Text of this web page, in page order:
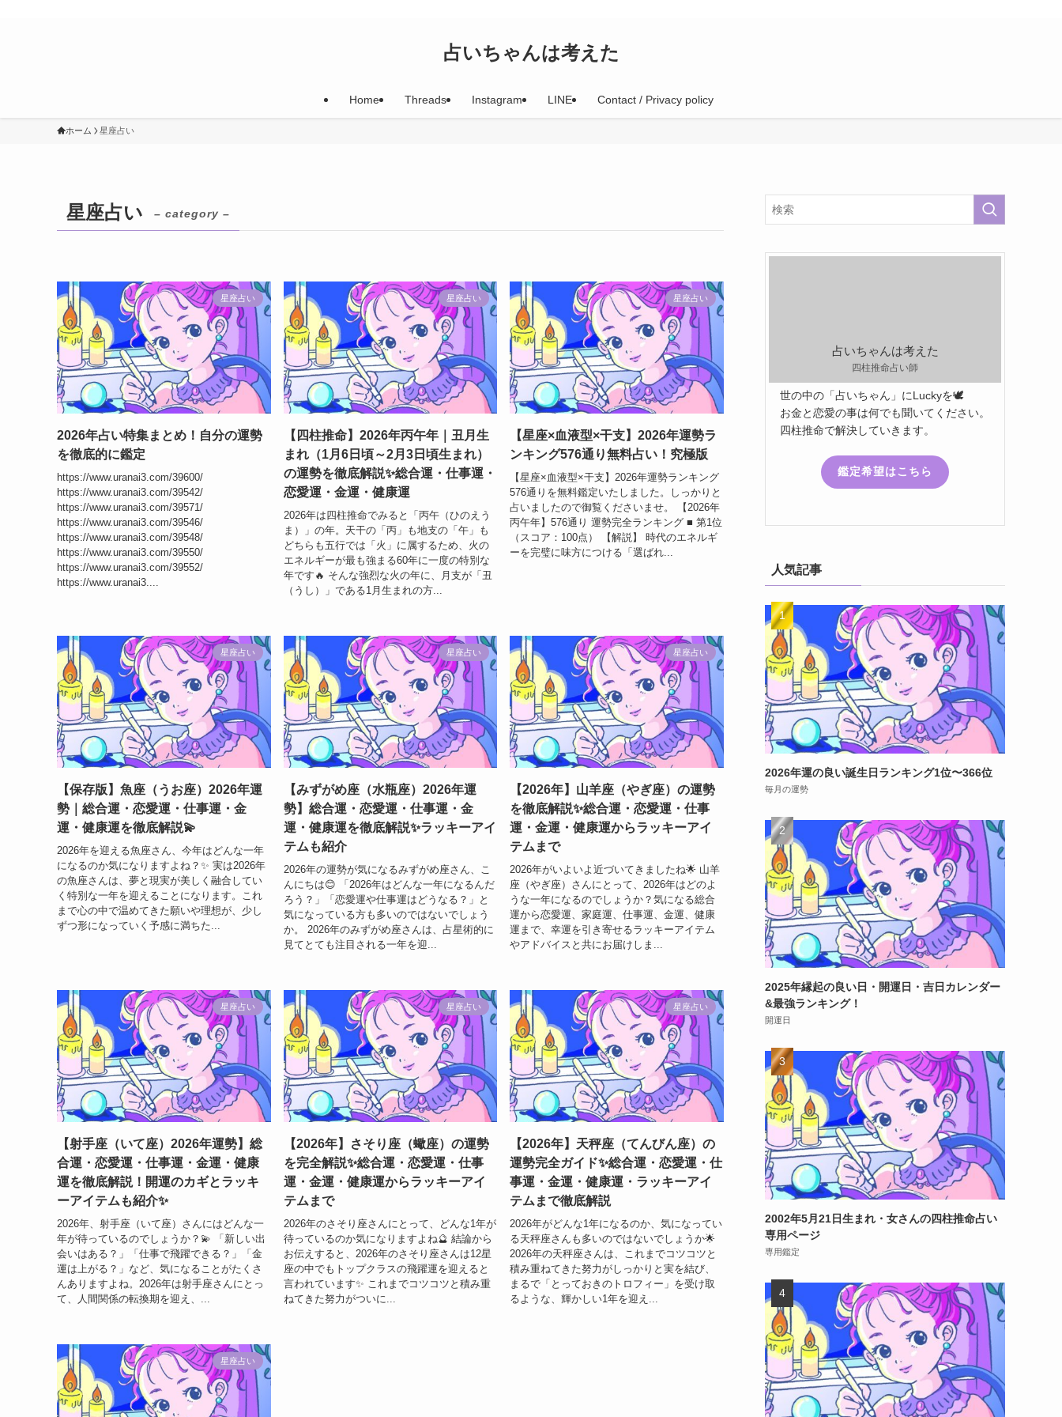
占いちゃんは考えた
Home Threads Instagram LINE Contact / Privacy policy
ホーム 星座占い
星座占い – category –
星座占い
2026年占い特集まとめ！自分の運勢
を徹底的に鑑定
https://www.uranai3.com/39600/
https://www.uranai3.com/39542/
https://www.uranai3.com/39571/
https://www.uranai3.com/39546/
https://www.uranai3.com/39548/
https://www.uranai3.com/39550/
https://www.uranai3.com/39552/
https://www.uranai3....
星座占い
【四柱推命】2026年丙午年｜丑月生
まれ（1月6日頃～2月3日頃生まれ）
の運勢を徹底解説✨総合運・仕事運・
恋愛運・金運・健康運
2026年は四柱推命でみると「丙午（ひのえう
ま）」の年。天干の「丙」も地支の「午」も
どちらも五行では「火」に属するため、火の
エネルギーが最も強まる60年に一度の特別な
年です🔥 そんな強烈な火の年に、月支が「丑
（うし）」である1月生まれの方...
星座占い
【星座×血液型×干支】2026年運勢ラ
ンキング576通り無料占い！究極版
【星座×血液型×干支】2026年運勢ランキング
576通りを無料鑑定いたしました。しっかりと
占いましたので御覧くださいませ。 【2026年
丙午年】576通り 運勢完全ランキング ■ 第1位
（スコア：100点） 【解説】 時代のエネルギ
ーを完璧に味方につける「選ばれ...
星座占い
【保存版】魚座（うお座）2026年運
勢｜総合運・恋愛運・仕事運・金
運・健康運を徹底解説💫
2026年を迎える魚座さん、今年はどんな一年
になるのか気になりますよね？✨ 実は2026年
の魚座さんは、夢と現実が美しく融合してい
く特別な一年を迎えることになります。これ
まで心の中で温めてきた願いや理想が、少し
ずつ形になっていく予感に満ちた...
星座占い
【みずがめ座（水瓶座）2026年運
勢】総合運・恋愛運・仕事運・金
運・健康運を徹底解説✨ラッキーアイ
テムも紹介
2026年の運勢が気になるみずがめ座さん、こ
んにちは😊 「2026年はどんな一年になるんだ
ろう？」「恋愛運や仕事運はどうなる？」と
気になっている方も多いのではないでしょう
か。 2026年のみずがめ座さんは、占星術的に
見てとても注目される一年を迎...
星座占い
【2026年】山羊座（やぎ座）の運勢
を徹底解説✨総合運・恋愛運・仕事
運・金運・健康運からラッキーアイ
テムまで
2026年がいよいよ近づいてきましたね🌟 山羊
座（やぎ座）さんにとって、2026年はどのよ
うな一年になるのでしょうか？気になる総合
運から恋愛運、家庭運、仕事運、金運、健康
運まで、幸運を引き寄せるラッキーアイテム
やアドバイスと共にお届けしま...
星座占い
【射手座（いて座）2026年運勢】総
合運・恋愛運・仕事運・金運・健康
運を徹底解説！開運のカギとラッキ
ーアイテムも紹介✨
2026年、射手座（いて座）さんにはどんな一
年が待っているのでしょうか？💫 「新しい出
会いはある？」「仕事で飛躍できる？」「金
運は上がる？」など、気になることがたくさ
んありますよね。2026年は射手座さんにとっ
て、人間関係の転換期を迎え、...
星座占い
【2026年】さそり座（蠍座）の運勢
を完全解説✨総合運・恋愛運・仕事
運・金運・健康運からラッキーアイ
テムまで
2026年のさそり座さんにとって、どんな1年が
待っているのか気になりますよね🔮 結論から
お伝えすると、2026年のさそり座さんは12星
座の中でもトップクラスの飛躍運を迎えると
言われています✨ これまでコツコツと積み重
ねてきた努力がついに...
星座占い
【2026年】天秤座（てんびん座）の
運勢完全ガイド✨総合運・恋愛運・仕
事運・金運・健康運・ラッキーアイ
テムまで徹底解説
2026年がどんな1年になるのか、気になってい
る天秤座さんも多いのではないでしょうか🌟
2026年の天秤座さんは、これまでコツコツと
積み重ねてきた努力がしっかりと実を結び、
まるで「とっておきのトロフィー」を受け取
るような、輝かしい1年を迎え...
星座占い
占いちゃんは考えた
四柱推命占い師
世の中の「占いちゃん」にLuckyを🕊️
お金と恋愛の事は何でも聞いてください。
四柱推命で解決していきます。
鑑定希望はこちら
人気記事
2026年運の良い誕生日ランキング1位〜366位
毎月の運勢
2025年縁起の良い日・開運日・吉日カレンダー
&最強ランキング！
開運日
2002年5月21日生まれ・女さんの四柱推命占い
専用ページ
専用鑑定